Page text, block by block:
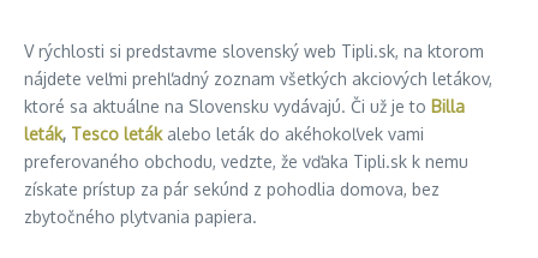
V rýchlosti si predstavme slovenský web Tipli.sk, na ktorom
nájdete veľmi prehľadný zoznam všetkých akciových letákov,
ktoré sa aktuálne na Slovensku vydávajú. Či už je to Billa
leták, Tesco letákalebo leták do akéhokoľvek vami
preferovaného obchodu, vedzte, že vďaka Tipli.sk k nemu
získate prístup za pár sekúnd z pohodlia domova, bez
zbytočného plytvania papiera.